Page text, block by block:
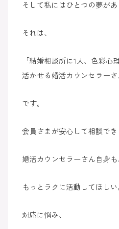
そして私にはひとつの夢があ
それは、
「結婚相談所に1人、色彩心
活かせる婚活カウンセラーさ
です。
会員さまが安心して相談でき
婚活カウンセラーさん自身も
もっとラクに活動してほしい
対応に悩み、